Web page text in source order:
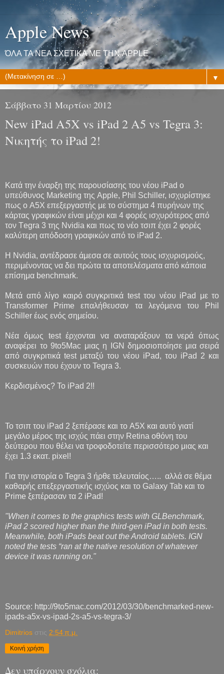
Apple News
ΌΛΑ ΤΑ ΝΕΑ ΣΧΕΤΙΚΑ ΜΕ ΤΗΝ APPLE
▼
Σάββατο 31 Μαρτίου 2012
New iPad A5X vs iPad 2 A5 vs Tegra 3:
Νικητής το iPad 2!
Κατά την έναρξη της παρουσίασης του νέου iPad o
υπεύθυνος Marketing της Apple, Phil Schiller, ισχυρίστηκε
πως ο A5X επεξεργαστής με το σύστημα 4 πυρήνων της
κάρτας γραφικών είναι μέχρι και 4 φορές ισχυρότερος από
τον Τegra 3 της Nvidia και πως το νέο τσιπ έχει 2 φορές
καλύτερη απόδοση γραφικών από το iPad 2.
H Nvidia, αντέδρασε άμεσα σε αυτούς τους ισχυρισμούς,
περιμένοντας να δει πρώτα τα αποτελέσματα από κάποια
επίσημα benchmark.
Μετά από λίγο καιρό συγκριτικά test του νέου iPad με το
Transformer Prime επαλήθευσαν τα λεγόμενα του Phil
Schiller έως ενός σημείου.
Νέα όμως test έρχονται να αναταράξουν τα νερά όπως
αναφέρει το 9to5Μac μιας η IGN δημοσιοποίησε μια σειρά
από συγκριτικά test μεταξύ του νέου iPad, του iPad 2 και
συσκευών που έχουν το Tegra 3.
Κερδισμένος? Το iPad 2!!
Το τσιπ του iPad 2 ξεπέρασε και το A5X και αυτό γιατί
μεγάλο μέρος της ισχύς πάει στην Retina οθόνη του
δεύτερου που θέλει να τροφοδοτείτε περισσότερο μιας και
έχει 1.3 εκατ. pixel!
Για την ιστορία ο Tegra 3 ήρθε τελευταίος….. αλλά σε θέμα
καθαρής επεξεργαστικής ισχύος και το Galaxy Tab και το
Prime ξεπέρασαν τα 2 iPad!
"When it comes to the graphics tests with GLBenchmark,
iPad 2 scored higher than the third-gen iPad in both tests.
Meanwhile, both iPads beat out the Android tablets. IGN
noted the tests “ran at the native resolution of whatever
device it was running on."
Source: http://9to5mac.com/2012/03/30/benchmarked-new-
ipads-a5x-vs-ipad-2s-a5-vs-tegra-3/
Dimitrios στις 2:54 π.μ.
Κοινή χρήση
Δεν υπάρχουν σχόλια: